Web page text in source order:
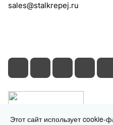
sales@stalkrepej.ru
Этот сайт использует cookie-